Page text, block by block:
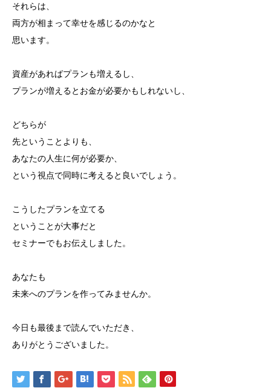
それらは、
両方が相まって幸せを感じるのかなと
思います。
資産があればプランも増えるし、
プランが増えるとお金が必要かもしれないし、
どちらが
先ということよりも、
あなたの人生に何が必要か、
という視点で同時に考えると良いでしょう。
こうしたプランを立てる
ということが大事だと
セミナーでもお伝えしました。
あなたも
未来へのプランを作ってみませんか。
今日も最後まで読んでいただき、
ありがとうございました。